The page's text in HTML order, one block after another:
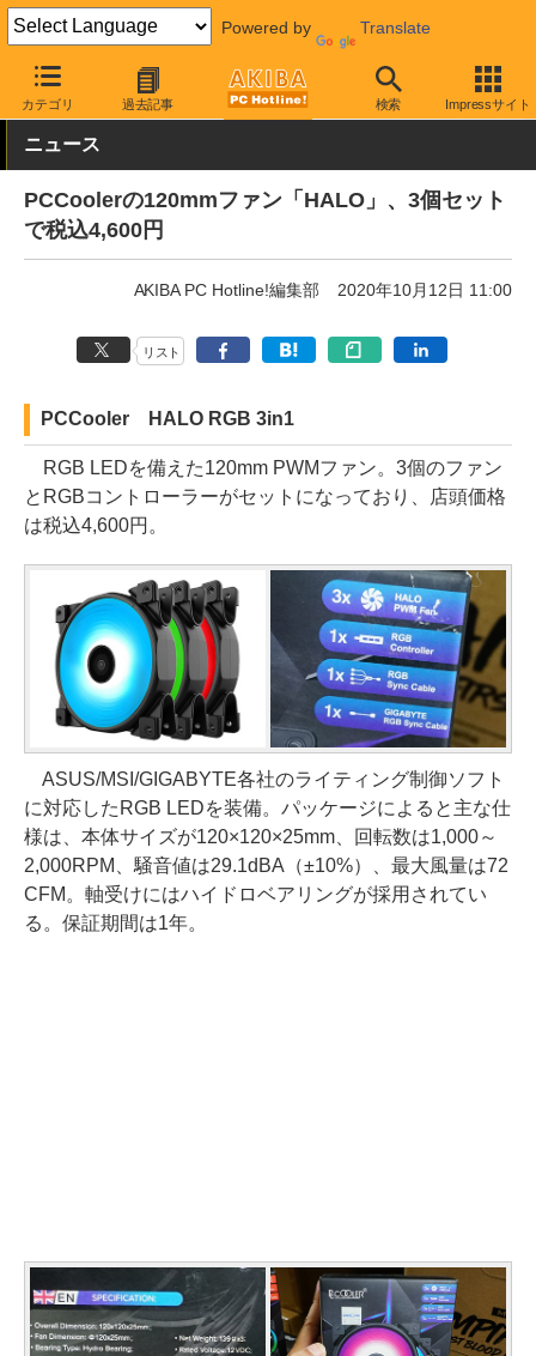
Powered by Translate
カテゴリ 過去記事 検索 Impressサイト
AKIBA PC Hotline! PCパーツ ファン関連製品 ケースファン
ニュース
PCCoolerの120mmファン「HALO」、3個セット
で税込4,600円
AKIBA PC Hotline!編集部 2020年10月12日 11:00
リスト
PCCooler HALO RGB 3in1
RGB LEDを備えた120mm PWMファン。3個のファン
とRGBコントローラーがセットになっており、店頭価格
は税込4,600円。
ASUS/MSI/GIGABYTE各社のライティング制御ソフト
に対応したRGB LEDを装備。パッケージによると主な仕
様は、本体サイズが120×120×25mm、回転数は1,000～
2,000RPM、騒音値は29.1dBA（±10%）、最大風量は72
CFM。軸受けにはハイドロベアリングが採用されてい
る。保証期間は1年。